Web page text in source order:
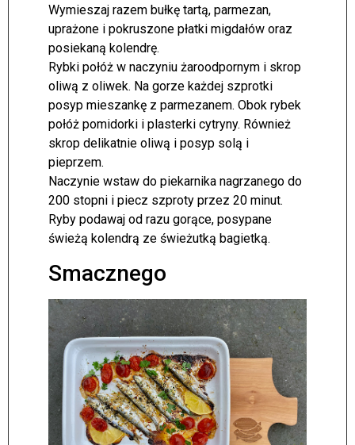
Wymieszaj razem bułkę tartą, parmezan,
uprażone i pokruszone płatki migdałów oraz
posiekaną kolendrę.
Rybki połóż w naczyniu żaroodpornym i skrop
oliwą z oliwek. Na gorze każdej szprotki
posyp mieszankę z parmezanem. Obok rybek
połóż pomidorki i plasterki cytryny. Również
skrop delikatnie oliwą i posyp solą i
pieprzem.
Naczynie wstaw do piekarnika nagrzanego do
200 stopni i piecz szproty przez 20 minut.
Ryby podawaj od razu gorące, posypane
świeżą kolendrą ze świeżutką bagietką.
Smacznego